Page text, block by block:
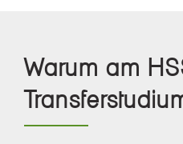
Warum am